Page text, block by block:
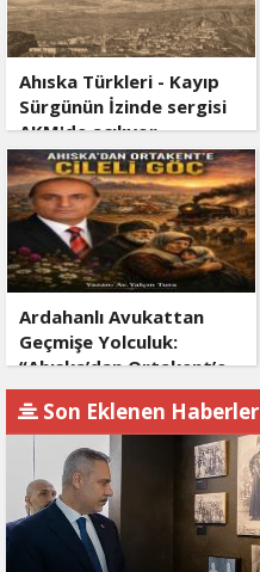
Ahıska Türkleri - Kayıp
Sürgünün İzinde sergisi
AKM'de açılıyor
Ardahanlı Avukattan
Geçmişe Yolculuk:
“Ahıska’dan Ortakent’e
Çileli Göç” Okurla
Buluştu
Son Eklenen Haberler